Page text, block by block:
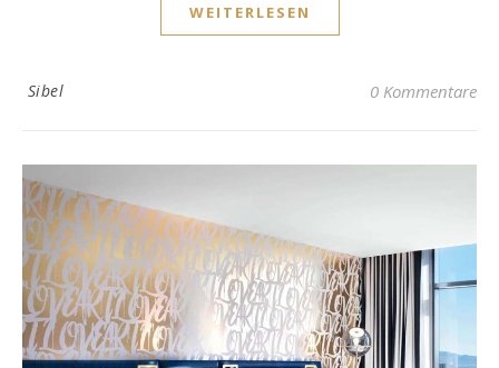
WEITERLESEN
Sibel 0 Kommentare